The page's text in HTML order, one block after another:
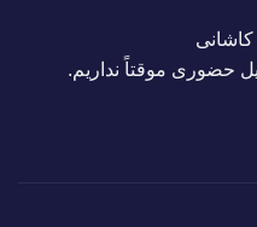
کاشانی
حضوری موقتاً نداریم.